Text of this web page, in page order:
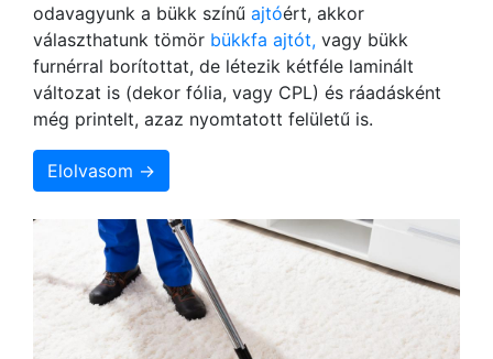
odavagyunk a bükk színű ajtóért, akkor
választhatunk tömör bükkfa ajtót, vagy bükk
furnérral borítottat, de létezik kétféle laminált
változat is (dekor fólia, vagy CPL) és ráadásként
még printelt, azaz nyomtatott felületű is.
Elolvasom →